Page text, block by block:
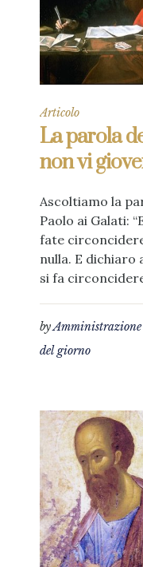
Articolo
La parola
non vi
Ascoltiamo la
Paolo ai Galati:
fate
nulla. E dichiaro
si fa
byAmministrazione
del giorno